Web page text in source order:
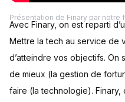
Présentation de Finary par notre
Avec Finary, on est reparti
Mettre la tech au service de
d’atteindre vos objectifs. On
de mieux (la gestion de
faire (la technologie). Finary,